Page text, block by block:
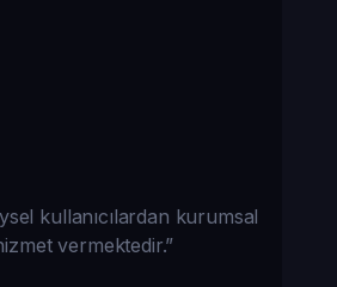
kullanıcılardan kurumsal
vermektedir.”